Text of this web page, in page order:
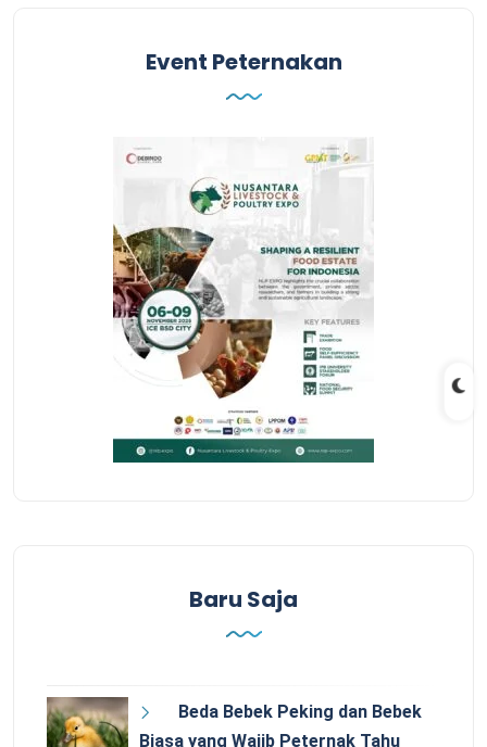
Event Peternakan
Baru Saja
Beda Bebek Peking dan Bebek
Biasa yang Wajib Peternak Tahu